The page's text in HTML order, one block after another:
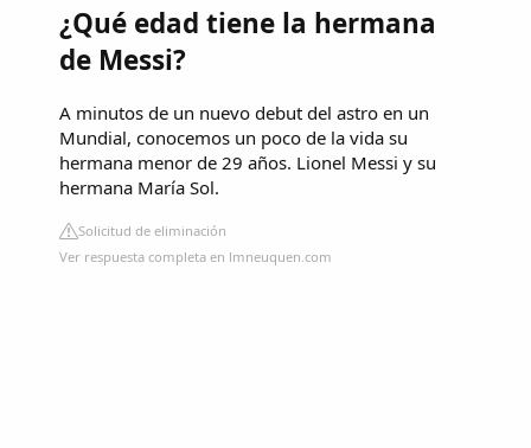
¿Qué edad tiene la hermana
de Messi?
A minutos de un nuevo debut del astro en un
Mundial, conocemos un poco de la vida su
hermana menor de 29 años. Lionel Messi y su
hermana María Sol.
Solicitud de eliminación
Ver respuesta completa en lmneuquen.com